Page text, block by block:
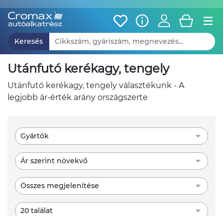
Keresés
utánfutó kerékagy, tengely
utánfutó kerékagy, tengely választékunk - A
legjobb ár-érték arány országszerte
Gyártók
Ár szerint növekvő
Összes megjelenítése
20 találat